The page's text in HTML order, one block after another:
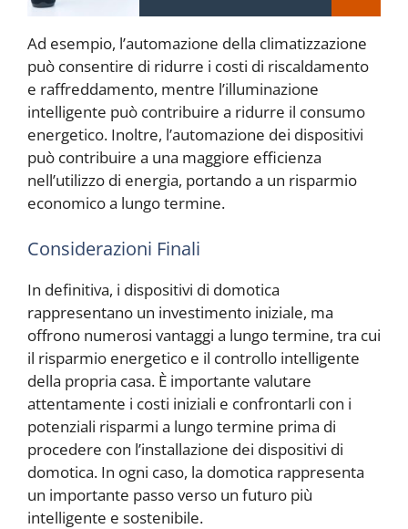
Ad esempio, l’automazione della climatizzazione
può consentire di ridurre i costi di riscaldamento
e raffreddamento, mentre l’illuminazione
intelligente può contribuire a ridurre il consumo
energetico. Inoltre, l’automazione dei dispositivi
può contribuire a una maggiore efficienza
nell’utilizzo di energia, portando a un risparmio
economico a lungo termine.
Considerazioni Finali
In definitiva, i dispositivi di domotica
rappresentano un investimento iniziale, ma
offrono numerosi vantaggi a lungo termine, tra cui
il risparmio energetico e il controllo intelligente
della propria casa. È importante valutare
attentamente i costi iniziali e confrontarli con i
potenziali risparmi a lungo termine prima di
procedere con l’installazione dei dispositivi di
domotica. In ogni caso, la domotica rappresenta
un importante passo verso un futuro più
intelligente e sostenibile.